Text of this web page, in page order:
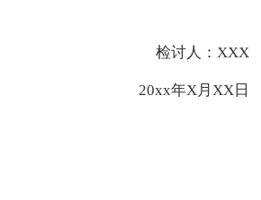
检讨人：XXX
20xx年X月XX日